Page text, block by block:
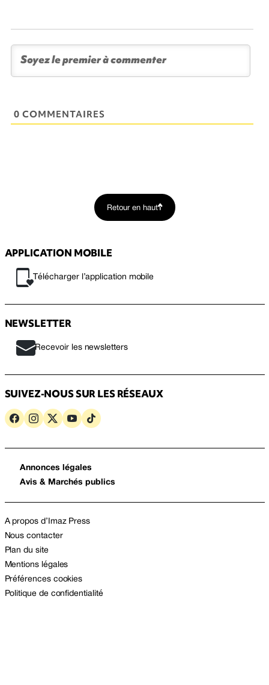
0 COMMENTAIRES
Retour en haut
APPLICATION MOBILE
Télécharger l’application mobile
NEWSLETTER
Recevoir les newsletters
SUIVEZ-NOUS SUR LES RÉSEAUX
Annonces légales
Avis & Marchés publics
A propos d’Imaz Press
Nous contacter
Plan du site
Mentions légales
Préférences cookies
Politique de confidentialité